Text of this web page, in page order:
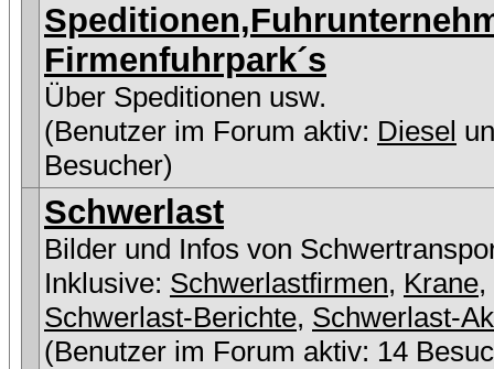
Firmenfuhrpark´s
Über Speditionen usw.
(Benutzer im Forum aktiv: Diesel
Besucher)
Schwerlast
Bilder und Infos von
Inklusive: Schwerlastfirmen, Krane,
Schwerlast-Berichte, Schwerlast-
(Benutzer im Forum aktiv: 14